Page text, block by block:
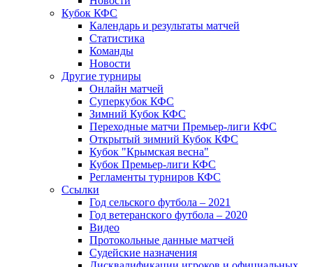
Кубок КФС
Календарь и результаты матчей
Статистика
Команды
Новости
Другие турниры
Онлайн матчей
Суперкубок КФС
Зимний Кубок КФС
Переходные матчи Премьер-лиги КФС
Открытый зимний Кубок КФС
Кубок "Крымская весна"
Кубок Премьер-лиги КФС
Регламенты турниров КФС
Ссылки
Год сельского футбола – 2021
Год ветеранского футбола – 2020
Видео
Протокольные данные матчей
Судейские назначения